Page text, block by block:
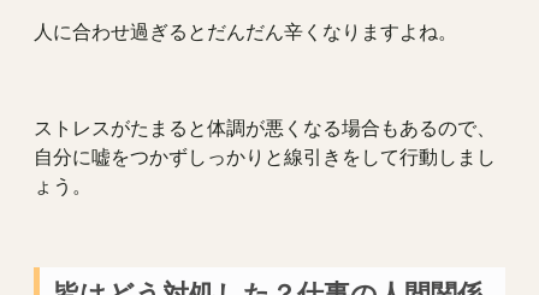
人に合わせ過ぎるとだんだん辛くなりますよね。
ストレスがたまると体調が悪くなる場合もあるので、
自分に嘘をつかずしっかりと線引きをして行動しまし
ょう。